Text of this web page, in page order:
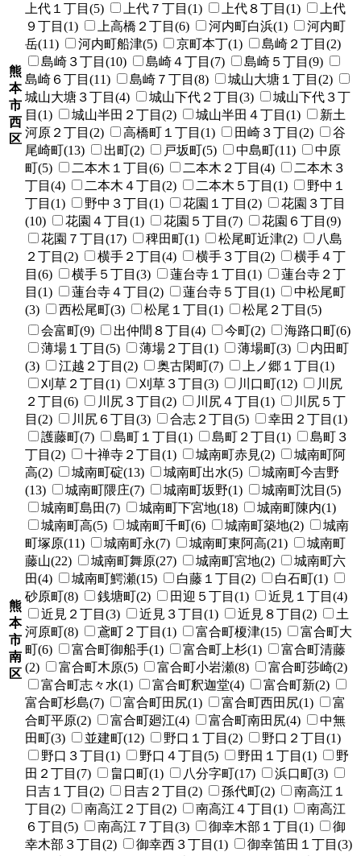
熊
本
市
西
区
上代１丁目(5)
上代７丁目(1) 上代８丁目(1)
上代
９丁目(1)
上高橋２丁目(6) 河内町白浜(1)
河内町
岳(11)
河内町船津(5) 京町本丁(1)
島崎２丁目(2)
島崎３丁目(10)
島崎４丁目(7)
島崎５丁目(9)
島崎６丁目(11)
島崎７丁目(8)
城山大塘１丁目(2)
城山大塘３丁目(4)
城山下代２丁目(3)
城山下代３丁
目(1)
城山半田２丁目(2) 城山半田４丁目(1)
新土
河原２丁目(2)
高橋町１丁目(1) 田崎３丁目(2)
谷
尾崎町(13)
出町(2) 戸坂町(5) 中島町(11)
中原
町(5)
二本木１丁目(6) 二本木２丁目(4)
二本木３
丁目(4)
二本木４丁目(2) 二本木５丁目(1)
野中１
丁目(1)
野中３丁目(1) 花園１丁目(2)
花園３丁目
(10)
花園４丁目(1) 花園５丁目(7)
花園６丁目(9)
花園７丁目(17)
稗田町(1) 松尾町近津(2)
八島
２丁目(2)
横手２丁目(4) 横手３丁目(2)
横手４丁
目(6)
横手５丁目(3) 蓮台寺１丁目(1)
蓮台寺２丁
目(1)
蓮台寺４丁目(2) 蓮台寺５丁目(1)
中松尾町
(3)
西松尾町(3) 松尾１丁目(1) 松尾２丁目(5)
熊
本
市
南
区
会富町(9) 出仲間８丁目(4) 今町(2)
海路口町(6)
薄場１丁目(5)
薄場２丁目(1) 薄場町(3)
内田町
(3)
江越２丁目(2) 奥古閑町(7)
上ノ郷１丁目(1)
刈草２丁目(1)
刈草３丁目(3) 川口町(12)
川尻
２丁目(6)
川尻３丁目(2) 川尻４丁目(1)
川尻５丁
目(2)
川尻６丁目(3) 合志２丁目(5)
幸田２丁目(1)
護藤町(7)
島町１丁目(1) 島町２丁目(1)
島町３
丁目(2)
十禅寺２丁目(1) 城南町赤見(2)
城南町阿
高(2)
城南町碇(13) 城南町出水(5)
城南町今吉野
(13)
城南町隈庄(7) 城南町坂野(1)
城南町沈目(5)
城南町島田(7)
城南町下宮地(18)
城南町陳内(1)
城南町高(5)
城南町千町(6) 城南町築地(2)
城南
町塚原(11)
城南町永(7) 城南町東阿高(21)
城南町
藤山(22)
城南町舞原(27) 城南町宮地(2)
城南町六
田(4)
城南町鰐瀬(15) 白藤１丁目(2)
白石町(1)
砂原町(8)
銭塘町(2) 田迎５丁目(1)
近見１丁目(4)
近見２丁目(3)
近見３丁目(1) 近見８丁目(2)
土
河原町(8)
鳶町２丁目(1) 富合町榎津(15)
富合町大
町(6)
富合町御船手(1) 富合町上杉(1)
富合町清藤
(2)
富合町木原(5) 富合町小岩瀬(8)
富合町莎崎(2)
富合町志々水(1)
富合町釈迦堂(4)
富合町新(2)
富合町杉島(7)
富合町田尻(1) 富合町西田尻(1)
富
合町平原(2)
富合町廻江(4) 富合町南田尻(4)
中無
田町(3)
並建町(12) 野口１丁目(2)
野口２丁目(1)
野口３丁目(1)
野口４丁目(5) 野田１丁目(1)
野
田２丁目(7)
畠口町(1) 八分字町(17)
浜口町(3)
日吉１丁目(2)
日吉２丁目(2) 孫代町(2)
南高江１
丁目(2)
南高江２丁目(2) 南高江４丁目(1)
南高江
６丁目(5)
南高江７丁目(3) 御幸木部１丁目(1)
御
幸木部３丁目(2)
御幸西３丁目(1)
御幸笛田１丁目(3)